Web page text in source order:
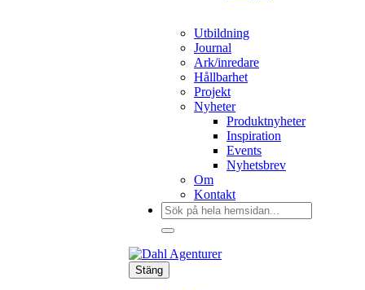
Utbildning
Journal
Ark/inredare
Hållbarhet
Projekt
Nyheter
Produktnyheter
Inspiration
Events
Nyhetsbrev
Om
Kontakt
Sök
efter:
Stäng